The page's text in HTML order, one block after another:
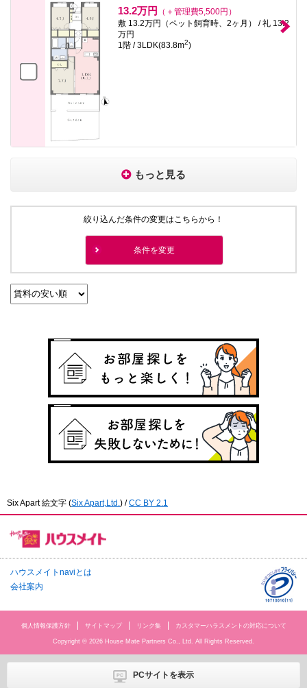
13.2万円
（＋管理費5,500円）
敷 13.2万円（ペット飼育時、2ヶ月） / 礼 13.2
万円
1階 / 3LDK(83.8m2)
もっと見る
絞り込んだ条件の変更はこちらから！
条件を変更
Six Apart 絵文字 (Six Apart,Ltd. ) /CC BY 2.1
ハウスメイトnaviとは
会社案内
個人情報保護方針 サイトマップ リンク集 カスタマーハラスメントの対応について
Copyright © 2026 House Mate Partners Co., Ltd. All Rights Reserved.
PCサイトを表示